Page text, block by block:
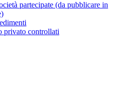
partecipate (da pubblicare in
privato controllati